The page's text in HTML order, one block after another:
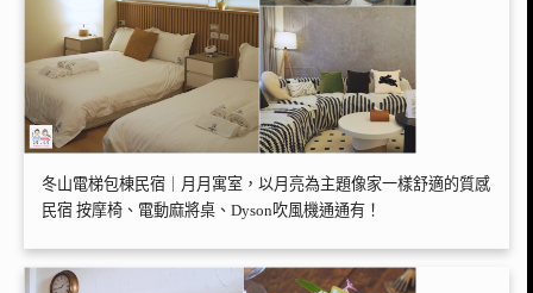
冬山電梯包棟民宿｜月月寓室，以月亮為主題像家一樣舒適的質感
民宿 按摩椅、電動麻將桌、Dyson吹風機通通有！